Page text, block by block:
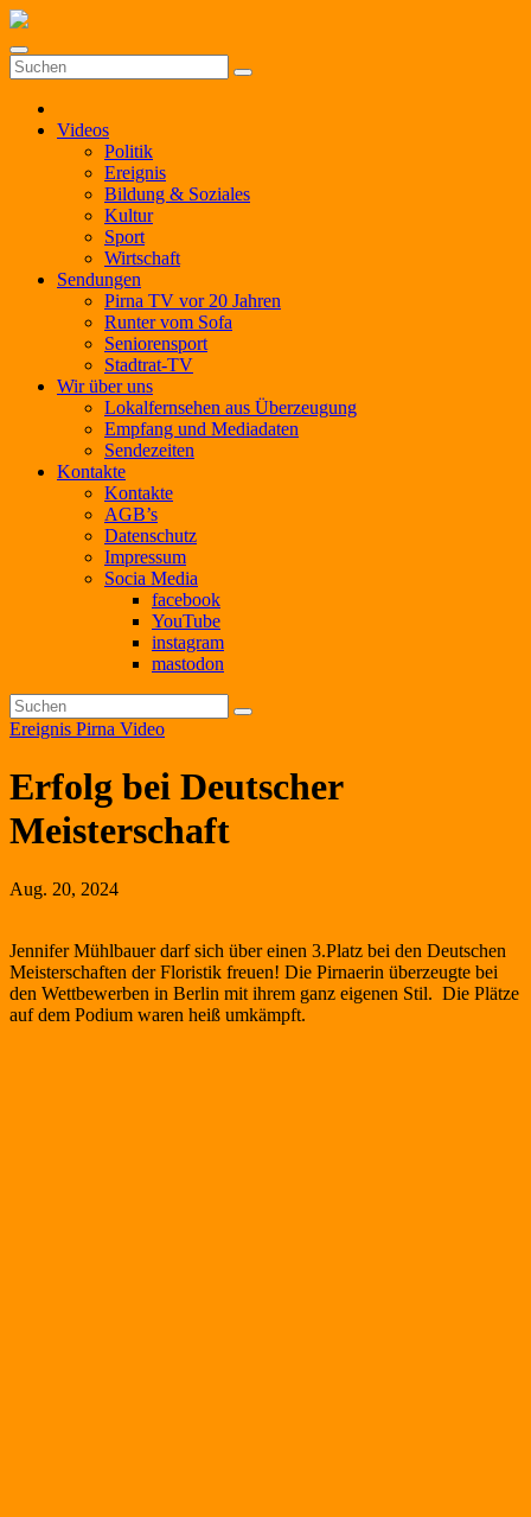
Zum
springen
Videos
Politik
Ereignis
Bildung & Soziales
Kultur
Sport
Wirtschaft
Sendungen
Pirna TV vor 20 Jahren
Runter vom Sofa
Seniorensport
Stadtrat-TV
Wir über uns
Lokalfernsehen aus Überzeugung
Empfang und Mediadaten
Sendezeiten
Kontakte
Kontakte
AGB’s
Datenschutz
Impressum
Socia Media
facebook
YouTube
instagram
mastodon
Ereignis Pirna Video
Erfolg bei Deutscher
Meisterschaft
Aug. 20, 2024
Jennifer Mühlbauer darf sich über einen 3.Platz bei den Deutschen
Meisterschaften der Floristik freuen! Die Pirnaerin überzeugte bei
den Wettbewerben in Berlin mit ihrem ganz eigenen Stil. Die Plätze
auf dem Podium waren heiß umkämpft.